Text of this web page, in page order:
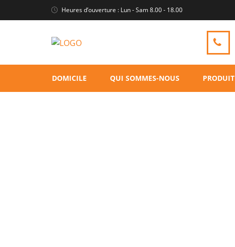
Heures d’ouverture : Lun - Sam 8.00 - 18.00
DOMICILE QUI SOMMES-NOUS PRODUIT